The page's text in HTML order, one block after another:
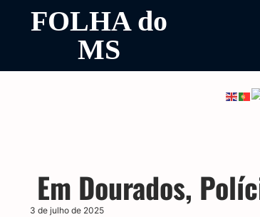
FOLHA do
MS
Em Dourados,
3 de julho de 2025